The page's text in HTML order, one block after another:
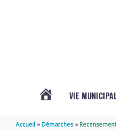
VIE
Accueil Démarches